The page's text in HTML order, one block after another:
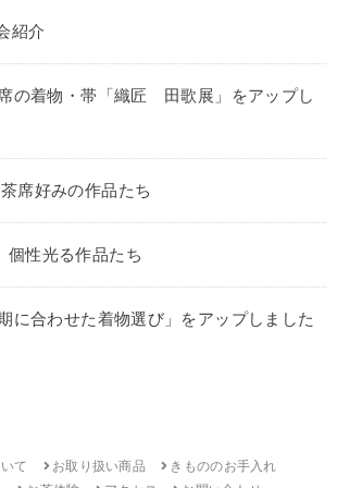
紹介
の着物・帯「織匠 田歌展」をアップし
好みの作品たち
性光る作品たち
に合わせた着物選び」をアップしました
て お取り扱い商品
きもののお手入れ